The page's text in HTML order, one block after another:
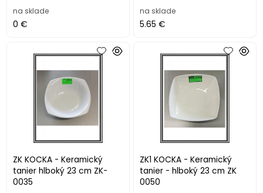
na sklade
0 €
na sklade
5.65 €
ZK KOCKA - Keramický
tanier hlboký 23 cm ZK-
0035
ZK1 KOCKA - Keramický
tanier - hlboký 23 cm ZK
0050